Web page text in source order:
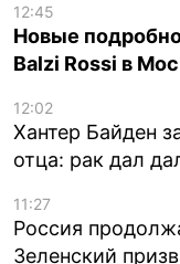
12:45
Новые
Balzi Rossi в
12:02
Хантер Байден
отца: рак дал
11:27
Россия
Зеленский